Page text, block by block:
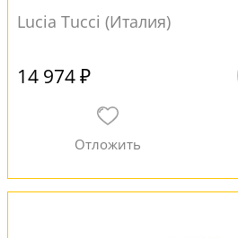
Lucia Tucci (Италия)
14 974 ₽